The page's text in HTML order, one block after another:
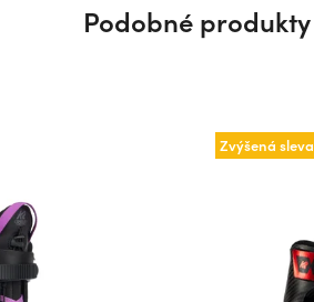
Podobné produkty
Zvýšená sleva